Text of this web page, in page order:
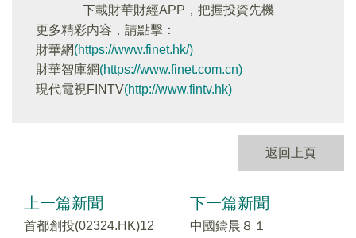
下載財華財經APP，把握投資先機
更多精彩内容，請點擊：
財華網(https://www.finet.hk/)
財華智庫網(https://www.finet.com.cn)
現代電視FINTV(http://www.fintv.hk)
返回上頁
上一篇新聞
首都創投(02324.HK)12
下一篇新聞
中國鑄晨８１